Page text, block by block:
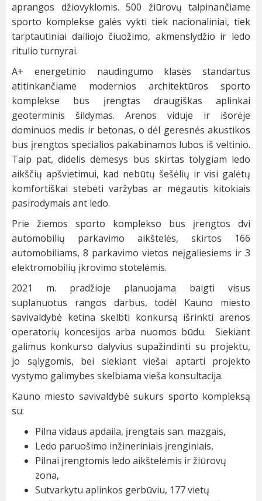
aprangos džiovyklomis. 500 žiūrovų talpinančiame
sporto komplekse galės vykti tiek nacionaliniai, tiek
tarptautiniai dailiojo čiuožimo, akmenslydžio ir ledo
ritulio turnyrai.
A+ energetinio naudingumo klasės standartus
atitinkančiame modernios architektūros sporto
komplekse bus įrengtas draugiškas aplinkai
geoterminis šildymas. Arenos viduje ir išorėje
dominuos medis ir betonas, o dėl geresnės akustikos
bus įrengtos specialios pakabinamos lubos iš veltinio.
Taip pat, didelis dėmesys bus skirtas tolygiam ledo
aikščių apšvietimui, kad nebūtų šešėlių ir visi galėtų
komfortiškai stebėti varžybas ar mėgautis kitokiais
pasirodymais ant ledo.
Prie žiemos sporto komplekso bus įrengtos dvi
automobilių parkavimo aikštelės, skirtos 166
automobiliams, 8 parkavimo vietos neįgaliesiems ir 3
elektromobilių įkrovimo stotelėmis.
2021 m. pradžioje planuojama baigti visus
suplanuotus rangos darbus, todėl Kauno miesto
savivaldybė ketina skelbti konkursą išrinkti arenos
operatorių koncesijos arba nuomos būdu. Siekiant
galimus konkurso dalyvius supažindinti su projektu,
jo sąlygomis, bei siekiant viešai aptarti projekto
vystymo galimybes skelbiama vieša konsultacija.
Kauno miesto savivaldybė sukurs sporto kompleksą
su:
Pilna vidaus apdaila, įrengtais san. mazgais,
Ledo paruošimo inžineriniais įrenginiais,
Pilnai įrengtomis ledo aikštelėmis ir žiūrovų
zona,
Sutvarkytu aplinkos gerbūviu, 177 vietų